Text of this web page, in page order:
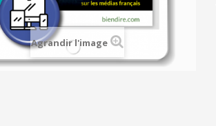
Agrandir l'image